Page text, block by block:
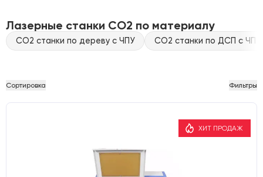
Лазерные станки CO2 по материалу
CO2 станки по дереву с ЧПУ CO2 станки по ДСП с ЧПУ
Сортировка Фильтры
ХИТ ПРОДАЖ